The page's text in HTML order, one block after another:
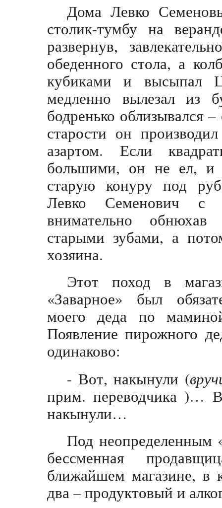
Дома Левко
столик-тумбу на
развернув,
обеденного стола, а
кубиками и высыпал
медленно вылезал из
бодренько облизывался
старости он
азартом. Если
большими, он не ел, и
старую конуру под
Левко Семенович с
внимательно обнюхав
старыми зубами, а
хозяина.
Этот поход в
«Заварное» был
моего деда по
Появление пирожного
одинаково:
- Вот, накынули (
прим. переводчика )…
накынули…
Под неопределенным
бессменная
ближайшем магазине, в
два – продуктовый и